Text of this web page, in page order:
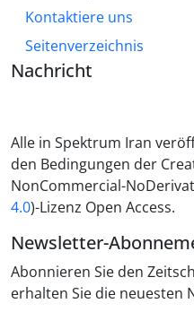
Kontaktiere uns
Seitenverzeichnis
Nachricht
Alle in Spektrum Iran
den Bedingungen der
NonCommercial-
4.0)-Lizenz Open Access.
Newsletter-
Abonnieren Sie den
erhalten Sie die neuesten